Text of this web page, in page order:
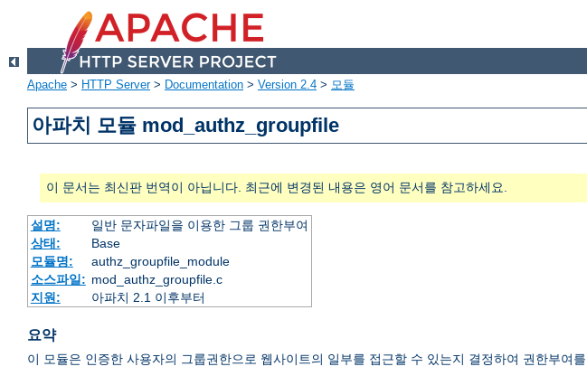
Apache > HTTP Server> Documentation > Version 2.4 > 모듈
아파치 모듈 mod_authz_groupfile
이 문서는 최신판 번역이 아닙니다. 최근에 변경된 내용은 영어 문서를 참고하세요.
설명:
일반 문자파일을 이용한 그룹 권한부여
상태:
Base
모듈명:
authz_groupfile_module
소스파일: mod_authz_groupfile.c
지원:
아파치 2.1 이후부터
요약
이 모듈은 인증한 사용자의 그룹권한으로 웹사이트의 일부를 접근할 수 있는지 결정하여 권한부여